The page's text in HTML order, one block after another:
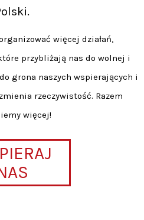
więcej działań,
przybliżają nas do wolnej i
grona naszych wspierających i
rzeczywistość. Razem
więcej!